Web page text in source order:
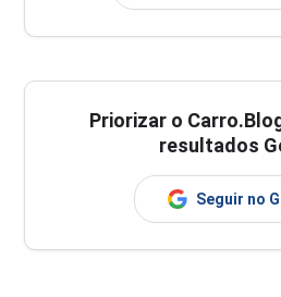
Priorizar o
resultados
Seguir no